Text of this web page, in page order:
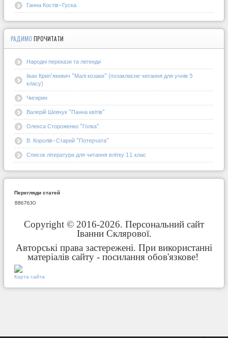
Ганна Костів-Гуска
РАДИМО ПРОЧИТАТИ
Народні перекази та легенди
Іван Крип'якевич "Малі козаки" (позакласне читання для учнів 5
класу)
Чигирин
Валерій Шевчук "Панна квітів"
Олекса Стороженко "Голка"
В. Королів-Старий "Потерчата"
Список літератури для читання влітку 11 клас
Перегляди статей
8867630
Copyright © 2016-2026. Персональний сайт
Іванни Склярової.
Авторські права застережені. При використанні
матеріалів сайту - посилання обов'язкове!
Карта сайта